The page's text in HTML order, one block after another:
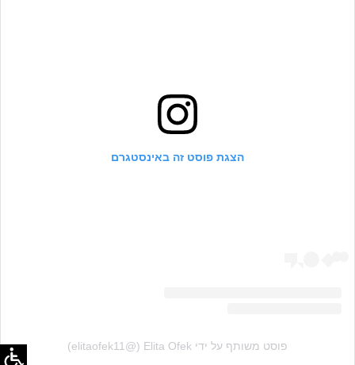
הצגת פוסט זה באינסטגרם
פוסט משותף על ידי ‏‎Elita Ofek‎‏ (@‏‎elitaofek11‎‏)